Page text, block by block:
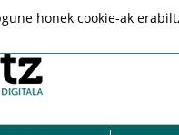
honek cookie-ak